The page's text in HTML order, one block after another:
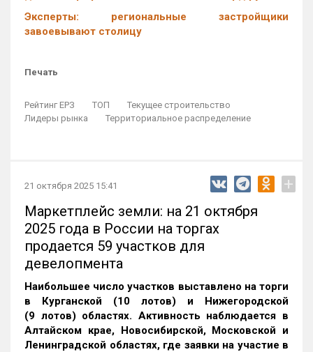
Эксперты: региональные застройщики
завоевывают столицу
Печать
Рейтинг ЕРЗ ТОП
Текущее строительство
Лидеры рынка
Территориальное распределение
21 октября 2025 15:41 +
Маркетплейс земли: на 21 октября
2025 года в России на торгах
продается 59 участков для
девелопмента
Наибольшее число участков выставлено на торги
в Курганской (10 лотов) и Нижегородской
(9 лотов) областях. Активность наблюдается в
Алтайском крае, Новосибирской, Московской и
Ленинградской областях, где заявки на участие в